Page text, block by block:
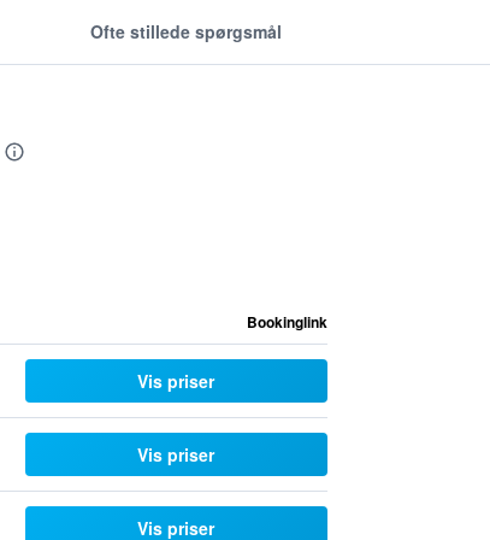
Ofte stillede spørgsmål
Bookinglink
Vis priser
Vis priser
Vis priser